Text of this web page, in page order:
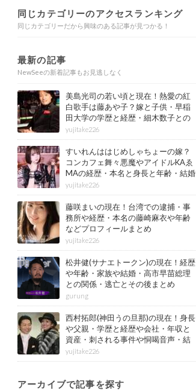
同じカテゴリーのアクセスランキング
同じカテゴリーだから興味のある記事が見つかる！
最新の記事
NewSeeの新着記事もお見逃しなく
美島光司の若い頃と現在！熱愛の紅
白歌手は藤あや子？嫁と子供・早稲
田大学の学歴と経歴・細木数子との
確執もまとめ
yujitake226
すいれんははじめしゃちょーの嫁？
コンカフェ舞々悪魔やアイドルKAゑ
MAの経歴・本名と身長と年齢・結婚
情報もまとめ
yujitake226
藤咲まいの現在！台湾での逮捕・事
務所や経歴・本名の藤崎麻衣や年齢
などプロフィールまとめ
yujitake226
松井健(サナエトークン)の現在！経歴
や年齢・家族や結婚・高市早苗総理
との関係・逃亡とその後まとめ
gurung
西村拓郎(神田うの旦那)の現在！身長
や父親・学歴と経歴や会社・年収と
資産・刺される事件や恫喝音声・結
婚と子供や自宅・脳梗塞の病気もま
とめ
yujitake226
アーカイブで記事を探す